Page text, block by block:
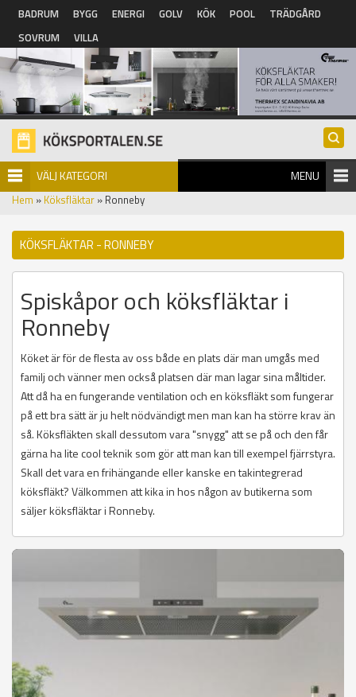
Hoppa till huvudinnehåll
BADRUM BYGG ENERGI GOLV KÖK POOL
TRÄDGÅRD
SOVRUM
VILLA
VÄLJ KATEGORI MENU
Hem » Köksfläktar » Ronneby
KÖKSFLÄKTAR - RONNEBY
Spiskåpor och köksfläktar i
Ronneby
Köket är för de flesta av oss både en plats där man umgås med
familj och vänner men också platsen där man lagar sina måltider.
Att då ha en fungerande ventilation och en köksfläkt som fungerar
på ett bra sätt är ju helt nödvändigt men man kan ha större krav än
så. Köksfläkten skall dessutom vara "snygg" att se på och den får
gärna ha lite cool teknik som gör att man kan till exempel fjärrstyra.
Skall det vara en frihängande eller kanske en takintegrerad
köksfläkt? Välkommen att kika in hos någon av butikerna som
säljer köksfläktar i Ronneby.